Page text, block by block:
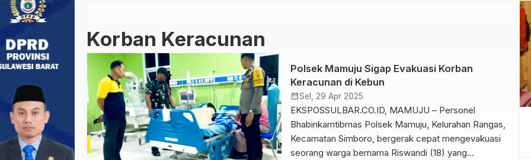
Korban Keracunan
Polsek Mamuju Sigap Evakuasi Korban
Keracunan di Kebun
calendar_monthSel, 29 Apr 2025
EKSPOSSULBAR.CO.ID, MAMUJU – Personel
Bhabinkamtibmas Polsek Mamuju, Kelurahan Rangas,
Kecamatan Simboro, bergerak cepat mengevakuasi
seorang warga bernama Riswandi (18) yang